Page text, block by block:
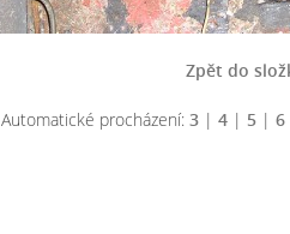
Zpět do
Automatické procházení: 3| 4| 5| 6